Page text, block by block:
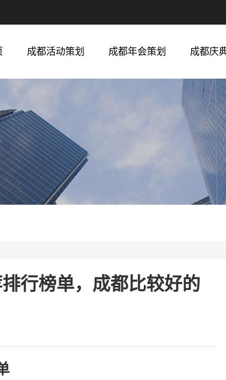
成都活动策划 成都年会策划 成都庆
行榜单，成都比较好的